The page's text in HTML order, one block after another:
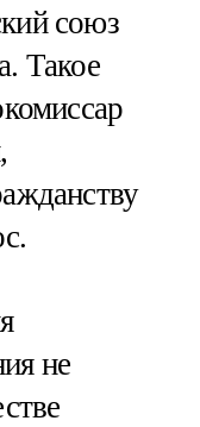
союз
Такое
не